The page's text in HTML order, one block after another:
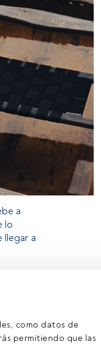
como datos de
permitiendo que las
a
lo
llegar a
ya